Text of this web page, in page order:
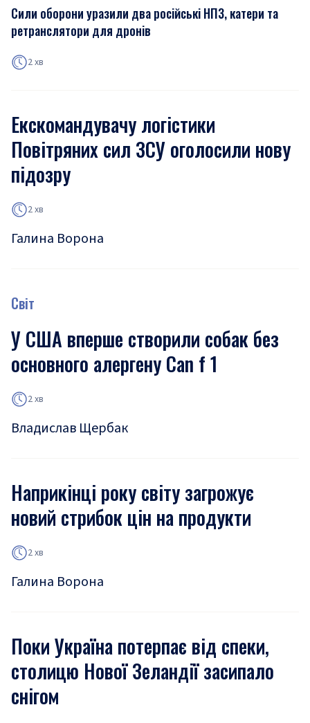
Сили оборони уразили два російські НПЗ, катери та
ретранслятори для дронів
2 хв
Екскомандувачу логістики
Повітряних сил ЗСУ оголосили нову
підозру
2 хв
Галина Ворона
Світ
У США вперше створили собак без
основного алергену Can f 1
2 хв
Владислав Щербак
Наприкінці року світу загрожує
новий стрибок цін на продукти
2 хв
Галина Ворона
Поки Україна потерпає від спеки,
столицю Нової Зеландії засипало
снігом